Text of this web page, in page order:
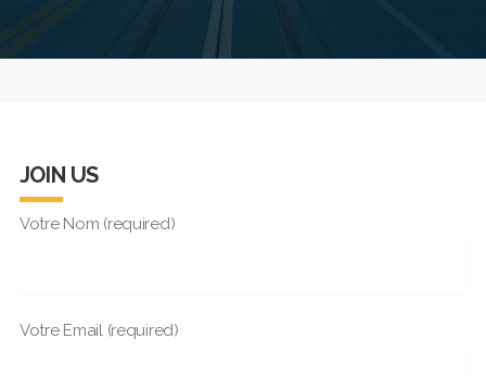
JOIN US
Votre Nom (required)
Votre Email (required)